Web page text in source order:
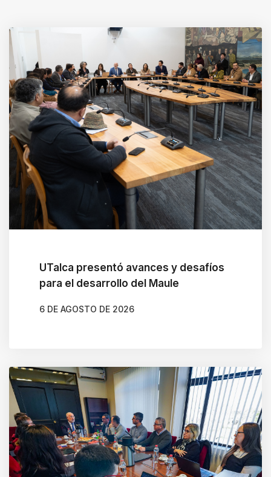
UTalca presentó avances y desafíos
para el desarrollo del Maule
6 DE AGOSTO DE 2026